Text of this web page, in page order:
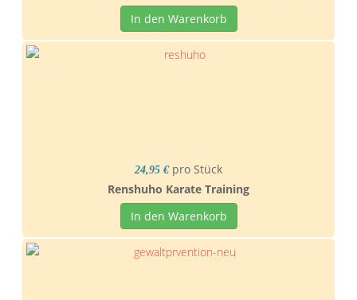
In den Warenkorb
24,95 € pro Stück
Renshuho Karate Training
In den Warenkorb